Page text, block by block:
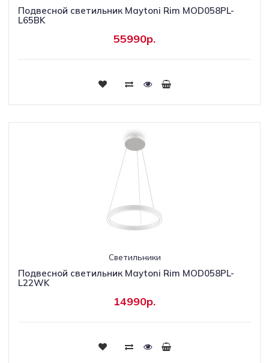
Подвесной светильник Maytoni Rim MOD058PL-
L65BK
55990р.
Светильники
Подвесной светильник Maytoni Rim MOD058PL-
L22WK
14990р.